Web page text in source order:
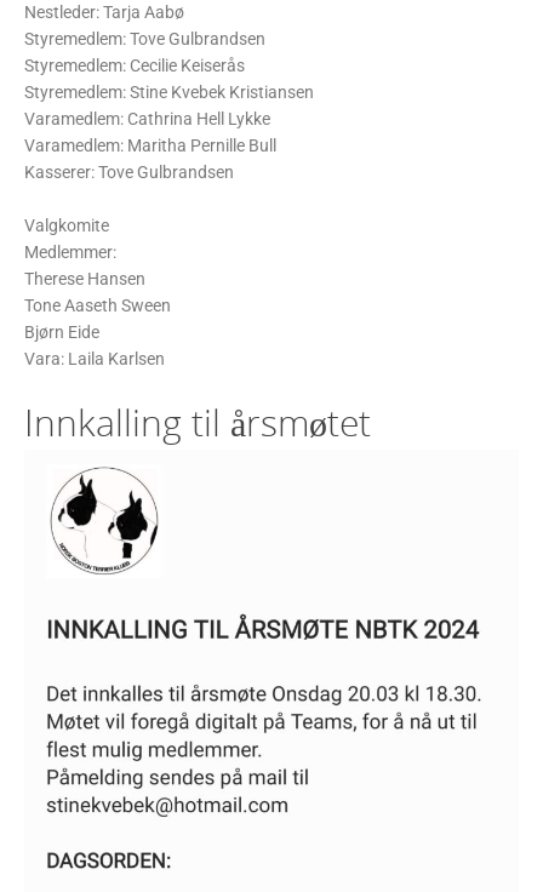
Nestleder: Tarja Aabø
Styremedlem: Tove Gulbrandsen
Styremedlem: Cecilie Keiserås
Styremedlem: Stine Kvebek Kristiansen
Varamedlem: Cathrina Hell Lykke
Varamedlem: Maritha Pernille Bull
Kasserer: Tove Gulbrandsen
Valgkomite
Medlemmer:
Therese Hansen
Tone Aaseth Sween
Bjørn Eide
Vara: Laila Karlsen
Innkalling til årsmøtet